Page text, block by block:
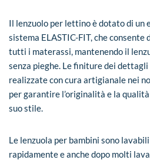
Il lenzuolo per lettino è dotato di un
sistema ELASTIC-FIT, che
tutti i materassi, mantenendo il
senza pieghe. Le finiture dei
realizzate con cura artigianale nei
per garantire l’originalità e la
suo stile.
Le lenzuola per bambini sono
rapidamente e anche dopo molti